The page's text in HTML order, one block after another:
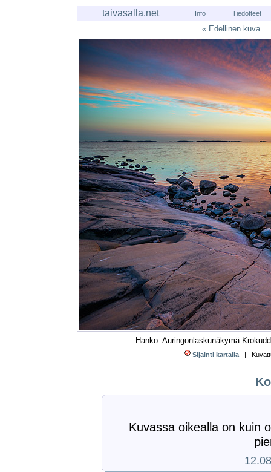
taivasalla.net Info Tiedotteet
« Edellinen kuva
Hanko: Auringonlaskunäkymä
Sijainti kartalla| Kuvattu
Kuvassa oikealla on kuin